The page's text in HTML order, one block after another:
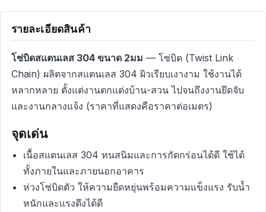
รายละเอียดสินค้า
โซ่บิดสแตนเลส 304 ขนาด 2มม — โซ่บิด (Twist Link
Chain) ผลิตจากสแตนเลส 304 ผิวเรียบเงางาม ใช้งานได้
หลากหลาย ตั้งแต่งานตกแต่งบ้าน-สวน ไปจนถึงงานยึดจับ
และงานกลางแจ้ง (ราคาที่แสดงคือราคาต่อเมตร)
จุดเด่น
เนื้อสแตนเลส 304 ทนสนิมและการกัดกร่อนได้ดี ใช้ได้
ทั้งภายในและภายนอกอาคาร
ห่วงโซ่บิดตัว ให้ความยืดหยุ่นพร้อมความแข็งแรง รับน้ำ
หนักและแรงดึงได้ดี